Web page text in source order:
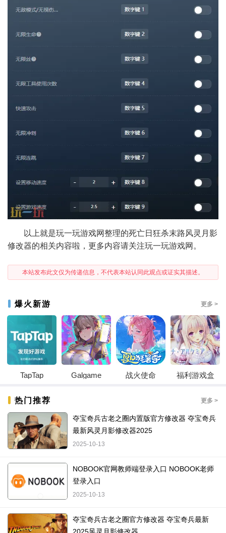
以上就是玩一玩游戏网整理的死亡日狂杀末路风灵月影
修改器的相关内容啦，更多内容请关注玩一玩游戏网。
本站发布此文仅为传递信息，不代表本站认同此观点或证实其描述。
爆火新游 更多 >
TapTap Galgame 战火使命 福利游戏盒
热门推荐 更多 >
夺宝奇兵古老之圈内置版官方修改器 夺宝奇兵
最新风灵月影修改器2025
2025-10-13
NOBOOK官网教师端登录入口 NOBOOK老师
登录入口
2025-10-13
夺宝奇兵古老之圈官方修改器 夺宝奇兵最新
2025风灵月影修改器